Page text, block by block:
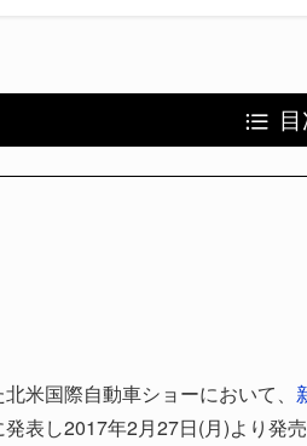
米国際自動車ショーにおいて、
表し2017年2月27日(月)より発